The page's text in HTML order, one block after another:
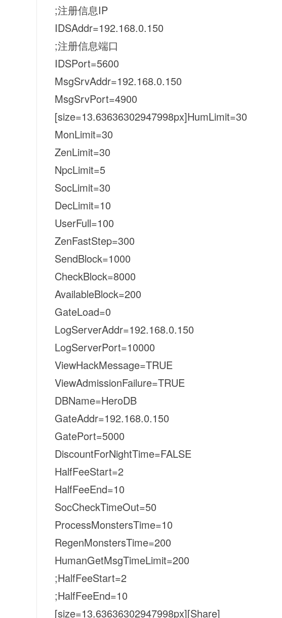
;注册信息IP
IDSAddr=192.168.0.150
;注册信息端口
IDSPort=5600
MsgSrvAddr=192.168.0.150
MsgSrvPort=4900
[size=13.63636302947998px]HumLimit=30
MonLimit=30
ZenLimit=30
NpcLimit=5
SocLimit=30
DecLimit=10
UserFull=100
ZenFastStep=300
SendBlock=1000
CheckBlock=8000
AvailableBlock=200
GateLoad=0
LogServerAddr=192.168.0.150
LogServerPort=10000
ViewHackMessage=TRUE
ViewAdmissionFailure=TRUE
DBName=HeroDB
GateAddr=192.168.0.150
GatePort=5000
DiscountForNightTime=FALSE
HalfFeeStart=2
HalfFeeEnd=10
SocCheckTimeOut=50
ProcessMonstersTime=10
RegenMonstersTime=200
HumanGetMsgTimeLimit=200
;HalfFeeStart=2
;HalfFeeEnd=10
[size=13.63636302947998px][Share]